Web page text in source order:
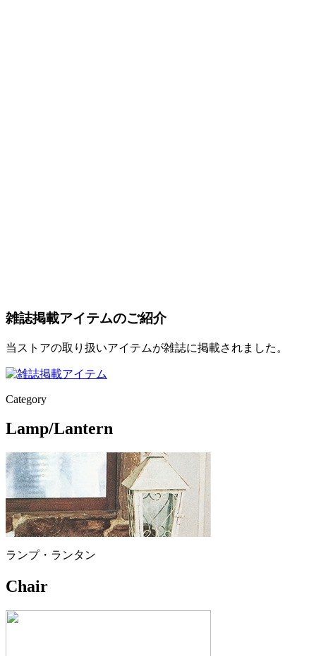
雑誌掲載アイテムのご紹介
当ストアの取り扱いアイテムが雑誌に掲載されました。
Category
Lamp/Lantern
ランプ・ランタン
Chair